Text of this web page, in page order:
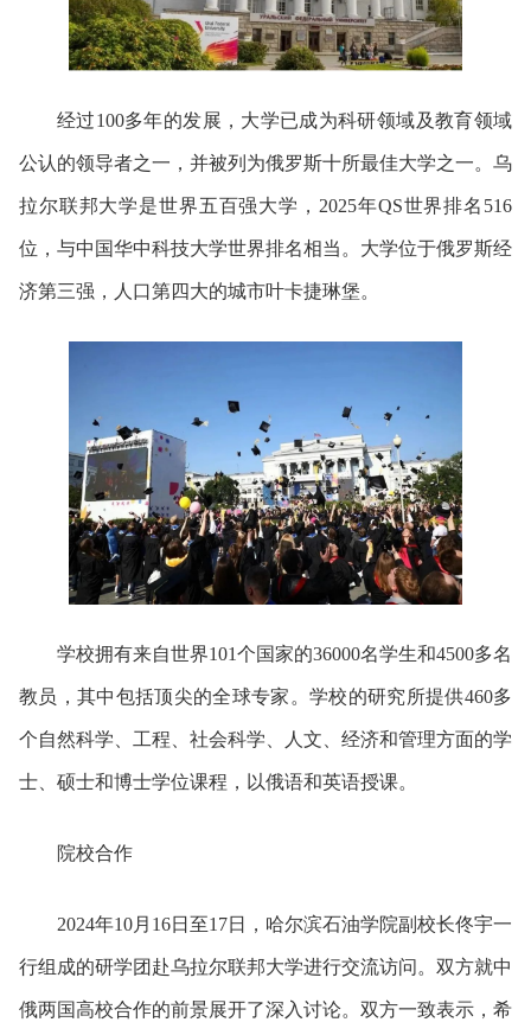
经过100多年的发展，大学已成为科研领域及教育领域
公认的领导者之一，并被列为俄罗斯十所最佳大学之一。乌
拉尔联邦大学是世界五百强大学， 2025年QS世界排名516
位， 与中国华中科技大学世界排名相当。 大学位于俄罗斯经
济第三强，人口第四大的城市叶卡捷琳堡。
学校拥有来自世界101个国家的36000名学生和4500多名
教员，其中包括顶尖的全球专家。学校的研究所提供460多
个自然科学、工程、社会科学、人文、经济和管理方面的学
士、硕士和博士学位课程，以俄语和英语授课。
院校合作
2024年10月16日至17日， 哈尔滨石油学院副校长佟宇一
行组成的研学团赴乌拉尔联邦大学进行交流访问。 双方就中
俄两国高校合作的前景展开了深入讨论。双方一致表示，希